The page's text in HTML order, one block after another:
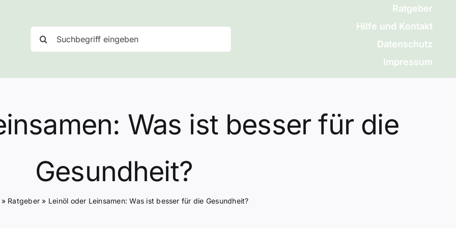
nach:
Ratgeber
Hilfe und Kontakt
Datenschutz
Impressum
Was ist besser für die
Gesundheit?
» Ratgeber » Leinöl oder Leinsamen: Was ist besser für die Gesundheit?